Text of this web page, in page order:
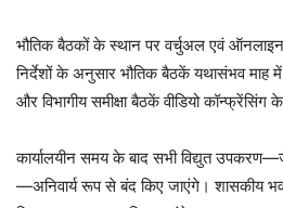
भौतिक बैठकों के स्थान पर वर्चुअल एवं ऑनलाइन
निर्देशों के अनुसार भौतिक बैठकें यथासंभव माह
और विभागीय समीक्षा बैठकें वीडियो कॉन्फ्रेंसिंग
कार्यालयीन समय के बाद सभी विद्युत
—अनिवार्य रूप से बंद किए जाएंगे। शासकीय